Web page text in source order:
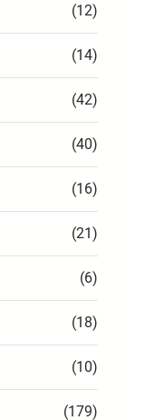
(12)
(14)
(42)
(40)
(16)
(21)
(6)
(18)
(10)
(179)